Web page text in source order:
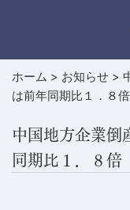
ホーム > お知らせ >
は前年同期比１．８倍
中国地方企業
同期比１．８倍